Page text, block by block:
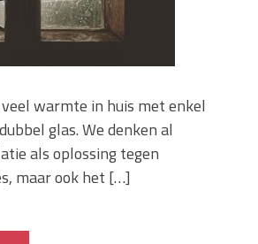
warmte in huis met enkel
glas. We denken al
als oplossing tegen
maar ook het […]